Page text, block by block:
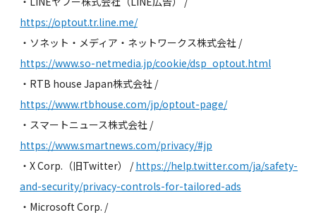
https://optout.tr.line.me/
・ソネット・メディア・ネットワークス株式会社 /
https://www.so-netmedia.jp/cookie/dsp_optout.html
・RTB house Japan株式会社 /
https://www.rtbhouse.com/jp/optout-page/
・スマートニュース株式会社 /
https://www.smartnews.com/privacy/#jp
・X Corp.（旧Twitter）
/https://help.twitter.com/ja/safety-
and-security/privacy-controls-for-tailored-ads
・Microsoft Corp. /